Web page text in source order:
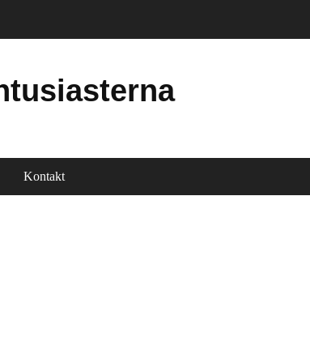
Kontakt